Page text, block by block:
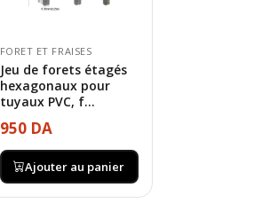
FORET ET FRAISES
Jeu de forets étagés
hexagonaux pour
tuyaux PVC, f...
950 DA
Ajouter au panier